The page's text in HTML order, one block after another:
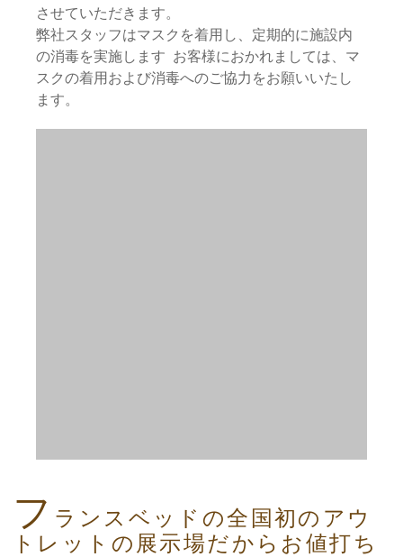
させていただきます。
弊社スタッフはマスクを着用し、定期的に施設内
の消毒を実施します お客様におかれましては、マ
スクの着用および消毒へのご協力をお願いいたし
ます。
フ ランスベッドの全国初のアウ
トレットの展示場だからお値打ち